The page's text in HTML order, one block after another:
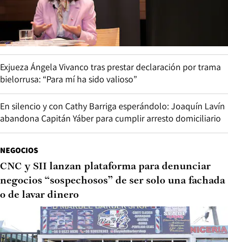
Exjueza Ángela Vivanco tras prestar declaración por trama
bielorrusa: “Para mí ha sido valioso”
En silencio y con Cathy Barriga esperándolo: Joaquín Lavín
abandona Capitán Yáber para cumplir arresto domiciliario
NEGOCIOS
CNC y SII lanzan plataforma para denunciar
negocios “sospechosos” de ser solo una fachada
o de lavar dinero